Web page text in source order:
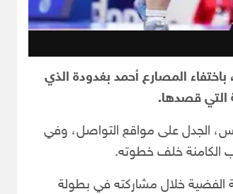
المصارع أحمد بغدودة الذي
الجدل على مواقع التواصل، وفي
الكامنة خلف خطوته.
الفضية خلال مشاركته في بطولة